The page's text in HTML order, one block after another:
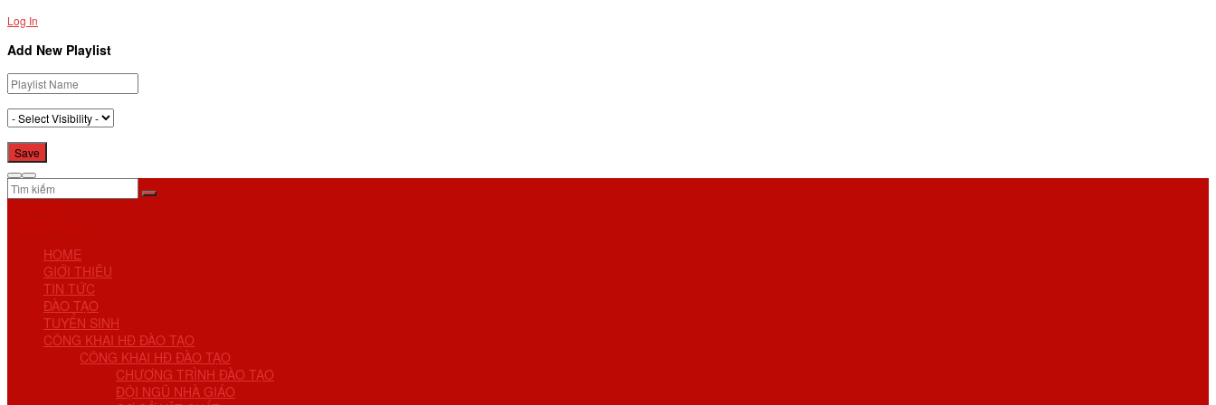
Log In
Add New Playlist
HOME
GIỚI THIỆU
TIN TỨC
ĐÀO TẠO
TUYỂN SINH
CÔNG KHAI HĐ ĐÀO TẠO
CÔNG KHAI HĐ ĐÀO TẠO
CHƯƠNG TRÌNH ĐÀO TẠO
ĐỘI NGŨ NHÀ GIÁO